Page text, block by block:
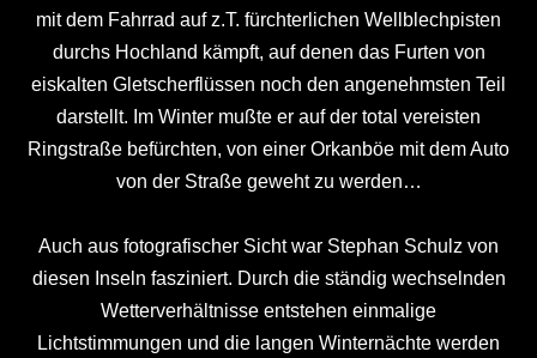
mit dem Fahrrad auf z.T. fürchterlichen Wellblechpisten
durchs Hochland kämpft, auf denen das Furten von
eiskalten Gletscherflüssen noch den angenehmsten Teil
darstellt. Im Winter mußte er auf der total vereisten
Ringstraße befürchten, von einer Orkanböe mit dem Auto
von der Straße geweht zu werden…
Auch aus fotografischer Sicht war Stephan Schulz von
diesen Inseln fasziniert. Durch die ständig wechselnden
Wetterverhältnisse entstehen einmalige
Lichtstimmungen und die langen Winternächte werden